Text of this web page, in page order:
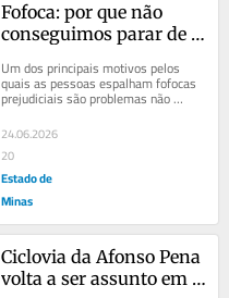
Fofoca: por que não
conseguimos parar de
Um dos principais motivos pelos
quais as pessoas espalham fofocas
prejudiciais são problemas não
resolvidos em suas próprias vidas.
Pessoas feridas...
24.06.2026
20
Estado de
Minas
Ciclovia da Afonso Pena
volta a ser assunto em